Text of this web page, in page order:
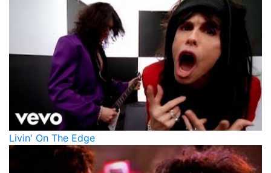
Livin' On The Edge